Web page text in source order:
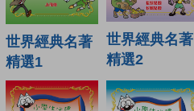
世界經典名著
精選1
世界經典名著
精選2